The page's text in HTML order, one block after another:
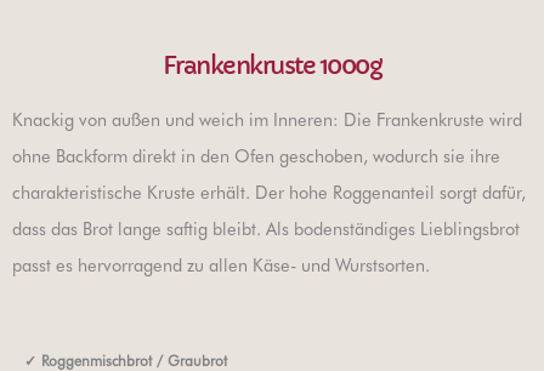
Frankenkruste 1000g
Knackig von außen und weich im Inneren: Die Frankenkruste wird
ohne Backform direkt in den Ofen geschoben, wodurch sie ihre
charakteristische Kruste erhält. Der hohe Roggenanteil sorgt dafür,
dass das Brot lange saftig bleibt. Als bodenständiges Lieblingsbrot
passt es hervorragend zu allen Käse- und Wurstsorten.
✓ Roggenmischbrot / Graubrot